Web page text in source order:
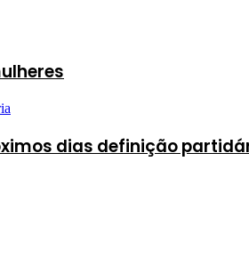
dias definição